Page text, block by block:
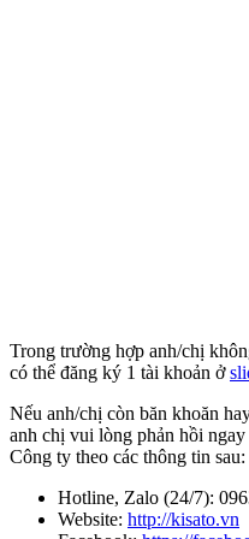
Trong trường hợp anh/chị
có thể đăng ký 1 tài khoản ở
Nếu anh/chị còn băn khoăn
anh chị vui lòng phản hồi
Công ty theo các thông tin sau:
Hotline, Zalo (24/7):
Website: http://kisato.vn